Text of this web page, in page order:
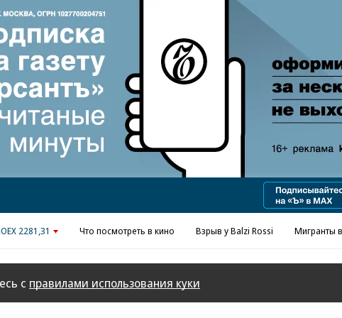
Реклама в «Ъ» www.kommersant.ru/ad
2281,31 Что посмотреть в кино Взрыв у Balzi Rossi Мигранты
с правилами использования куки